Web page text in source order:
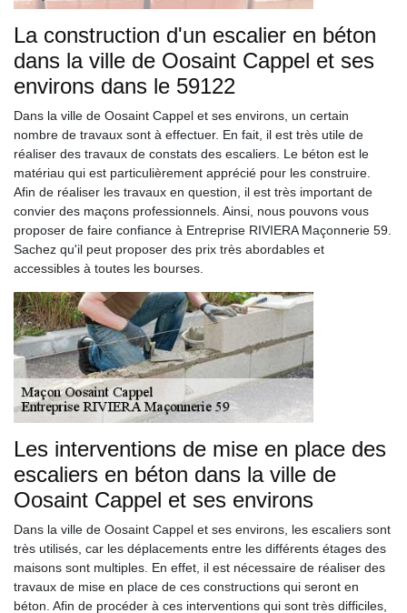
La construction d'un escalier en béton
dans la ville de Oosaint Cappel et ses
environs dans le 59122
Dans la ville de Oosaint Cappel et ses environs, un certain
nombre de travaux sont à effectuer. En fait, il est très utile de
réaliser des travaux de constats des escaliers. Le béton est le
matériau qui est particulièrement apprécié pour les construire.
Afin de réaliser les travaux en question, il est très important de
convier des maçons professionnels. Ainsi, nous pouvons vous
proposer de faire confiance à Entreprise RIVIERA Maçonnerie 59.
Sachez qu'il peut proposer des prix très abordables et
accessibles à toutes les bourses.
Les interventions de mise en place des
escaliers en béton dans la ville de
Oosaint Cappel et ses environs
Dans la ville de Oosaint Cappel et ses environs, les escaliers sont
très utilisés, car les déplacements entre les différents étages des
maisons sont multiples. En effet, il est nécessaire de réaliser des
travaux de mise en place de ces constructions qui seront en
béton. Afin de procéder à ces interventions qui sont très difficiles,